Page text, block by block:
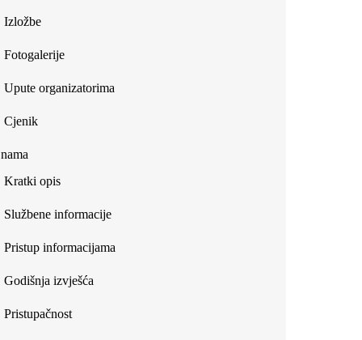
Izložbe
Fotogalerije
Upute organizatorima
Cjenik
Kratki opis
Službene informacije
Pristup informacijama
Godišnja izvješća
Pristupačnost